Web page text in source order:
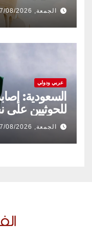
الجمعة, 07/08/2026
عربي ودولي
للحوثيين على
الجمعة, 07/08/2026